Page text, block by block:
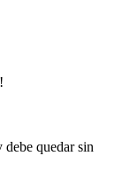
quedar sin